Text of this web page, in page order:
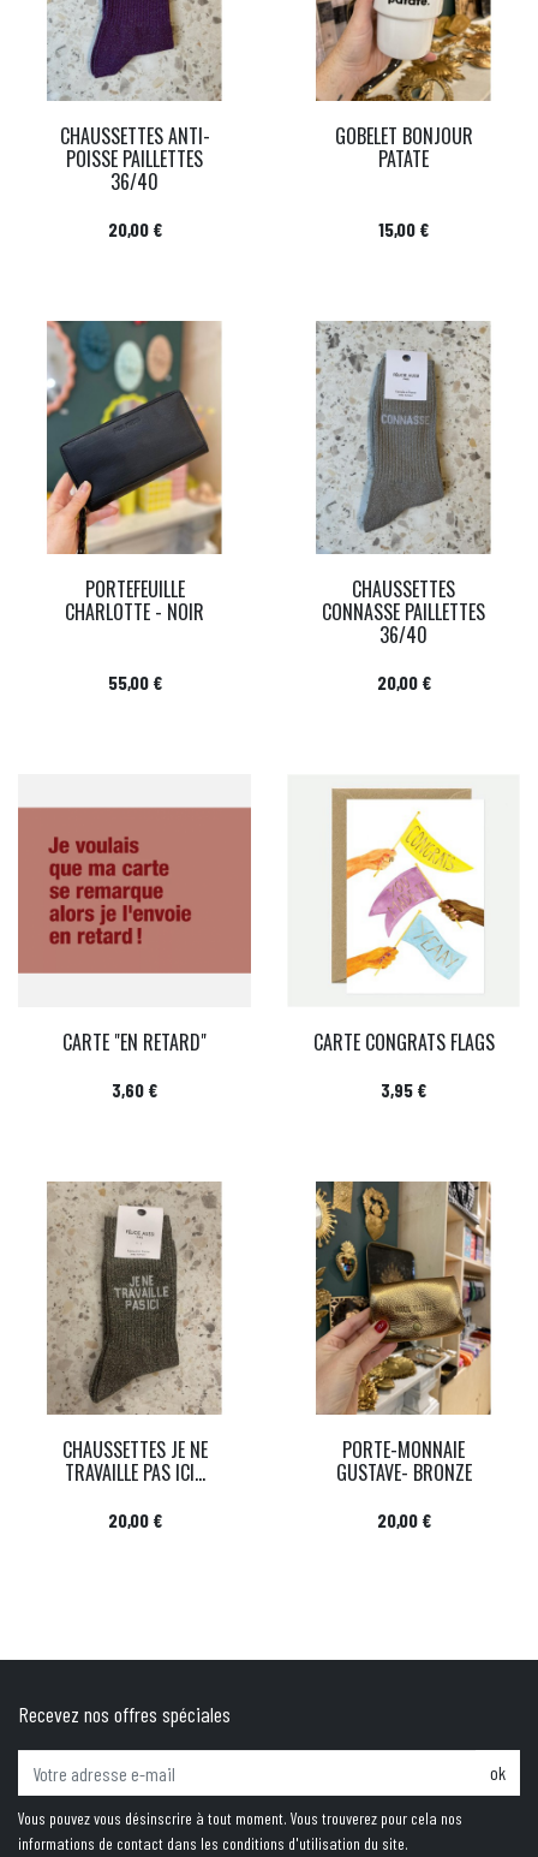
CHAUSSETTES ANTI-
POISSE PAILLETTES
36/40
Prix
20,00 €
GOBELET BONJOUR
PATATE
Prix
15,00 €
PORTEFEUILLE
CHARLOTTE - NOIR
Prix
55,00 €
CHAUSSETTES
CONNASSE PAILLETTES
36/40
Prix
20,00 €
CARTE "EN RETARD"
Prix
3,60 €
CARTE CONGRATS FLAGS
Prix
3,95 €
CHAUSSETTES JE NE
TRAVAILLE PAS ICI...
Prix
20,00 €
PORTE-MONNAIE
GUSTAVE- BRONZE
Prix
20,00 €
Recevez nos offres spéciales
ok
Vous pouvez vous désinscrire à tout moment. Vous trouverez pour cela nos
informations de contact dans les conditions d'utilisation du site.